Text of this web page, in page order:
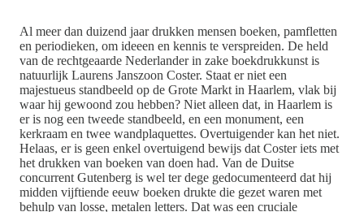
Al meer dan duizend jaar drukken mensen boeken, pamfletten
en periodieken, om ideeen en kennis te verspreiden. De held
van de rechtgeaarde Nederlander in zake boekdrukkunst is
natuurlijk Laurens Janszoon Coster. Staat er niet een
majestueus standbeeld op de Grote Markt in Haarlem, vlak bij
waar hij gewoond zou hebben? Niet alleen dat, in Haarlem is
er is nog een tweede standbeeld, en een monument, een
kerkraam en twee wandplaquettes. Overtuigender kan het niet.
Helaas, er is geen enkel overtuigend bewijs dat Coster iets met
het drukken van boeken van doen had. Van de Duitse
concurrent Gutenberg is wel ter dege gedocumenteerd dat hij
midden vijftiende eeuw boeken drukte die gezet waren met
behulp van losse, metalen letters. Dat was een cruciale